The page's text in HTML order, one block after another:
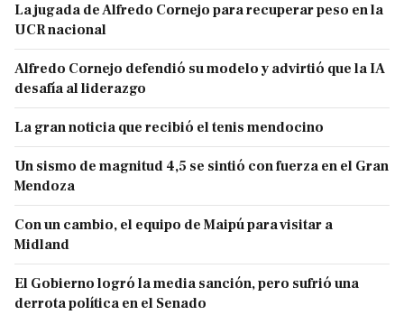
La jugada de Alfredo Cornejo para recuperar peso en la
UCR nacional
Alfredo Cornejo defendió su modelo y advirtió que la IA
desafía al liderazgo
La gran noticia que recibió el tenis mendocino
Un sismo de magnitud 4,5 se sintió con fuerza en el Gran
Mendoza
Con un cambio, el equipo de Maipú para visitar a
Midland
El Gobierno logró la media sanción, pero sufrió una
derrota política en el Senado